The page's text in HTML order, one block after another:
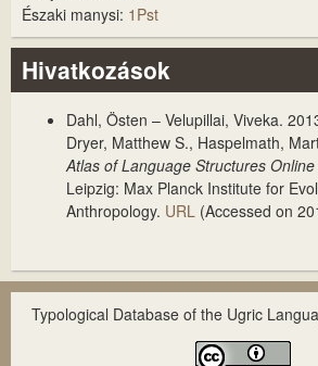
Északi manysi: 1Pst
Hivatkozások
Dahl, Östen – Velupillai, Viveka.
Dryer, Matthew S., Haspelmath,
Atlas of Language Structures Online
Leipzig: Max Planck Institute for
Anthropology. URL (Accessed on
Typological Database of the Ugric